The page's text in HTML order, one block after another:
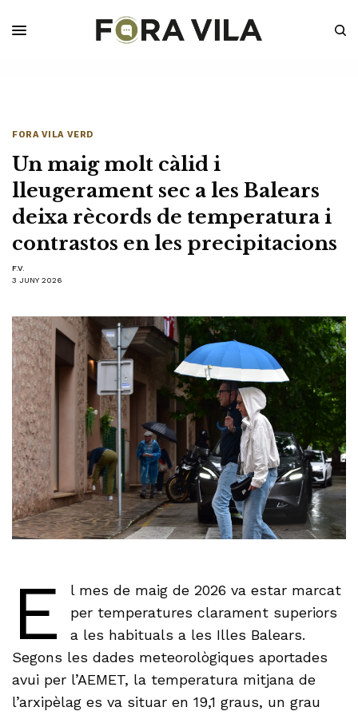
FORA VILA VERD
Un maig molt càlid i
lleugerament sec a les Balears
deixa rècords de temperatura i
contrastos en les precipitacions
F.V.
3 JUNY 2026
E
l mes de maig de 2026 va estar marcat
per temperatures clarament superiors
a les habituals a les Illes Balears.
Segons les dades meteorològiques aportades
avui per l’AEMET, la temperatura mitjana de
l’arxipèlag es va situar en 19,1 graus, un grau